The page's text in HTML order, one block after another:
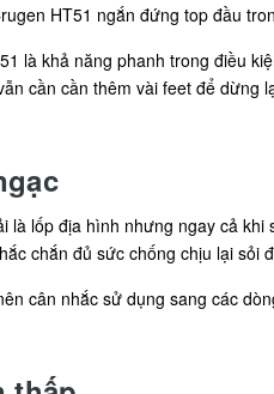
HT51 ngắn đứng top đầu
là khả năng phanh trong điều
cần cần thêm vài feet để
là lốp địa hình nhưng ngay cả
chắn đủ sức chống chịu lại sỏi
cân nhắc sử dụng sang các